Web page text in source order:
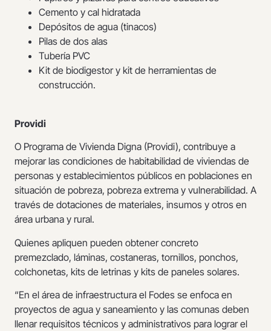
Cemento y cal hidratada
Depósitos de agua (tinacos)
Pilas de dos alas
Tubería PVC
Kit de biodigestor y kit de herramientas de
construcción.
Providi
O Programa de Vivienda Digna (Providi), contribuye a
mejorar las condiciones de habitabilidad de viviendas de
personas y establecimientos públicos en poblaciones en
situación de pobreza, pobreza extrema y vulnerabilidad. A
través de dotaciones de materiales, insumos y otros en
área urbana y rural.
Quienes apliquen pueden obtener concreto
premezclado, láminas, costaneras, tornillos, ponchos,
colchonetas, kits de letrinas y kits de paneles solares.
“En el área de infraestructura el Fodes se enfoca en
proyectos de agua y saneamiento y las comunas deben
llenar requisitos técnicos y administrativos para lograr el